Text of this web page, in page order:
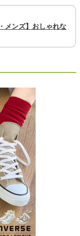
メンズ】おしゃれな